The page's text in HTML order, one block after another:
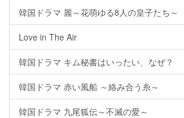
韓国ドラマ 麗～花萌ゆる8人の皇子たち～
Love in The Air
韓国ドラマ キム秘書はいったい、なぜ？
韓国ドラマ 赤い風船 ～絡み合う糸～
韓国ドラマ 九尾狐伝～不滅の愛～